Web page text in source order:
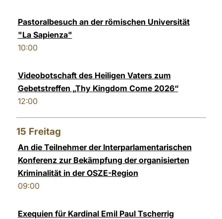
Pastoralbesuch an der römischen Universität
"La Sapienza"
10:00
Videobotschaft des Heiligen Vaters zum
Gebetstreffen „Thy Kingdom Come 2026“
12:00
15 Freitag
An die Teilnehmer der Interparlamentarischen
Konferenz zur Bekämpfung der organisierten
Kriminalität in der OSZE-Region
09:00
Exequien für Kardinal Emil Paul Tscherrig